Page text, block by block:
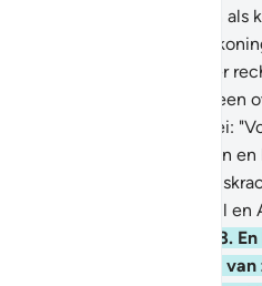
jullie Thâlôet aangewezen als
kan het zijn dat hem het
wordt, terwijl wij meer
dan hij, en hem geen
is gegeven?"' Hij zei:
hem boven jullie verkozen
van kennis en
koningschap aan wie Hij wil en
248.
hen: "Voorwaar, een teken